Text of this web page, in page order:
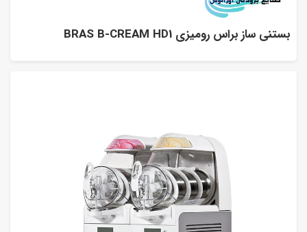
بستنی ساز براس رومیزی BRAS B-CREAM HD1